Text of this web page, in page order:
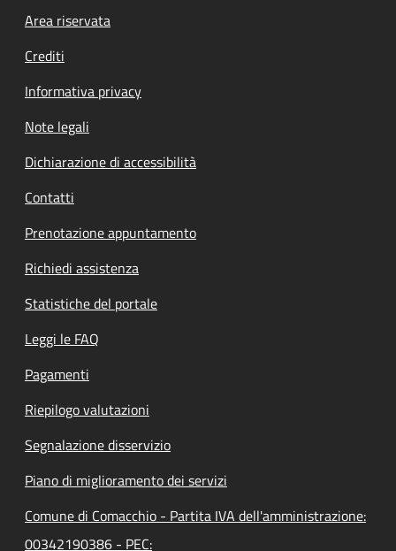
Footer menu
Area riservata
Crediti
Informativa privacy
Note legali
Dichiarazione di accessibilità
Contatti
Prenotazione appuntamento
Richiedi assistenza
Statistiche del portale
Leggi le FAQ
Pagamenti
Riepilogo valutazioni
Segnalazione disservizio
Piano di miglioramento dei servizi
Comune di Comacchio - Partita IVA dell'amministrazione:
00342190386 - PEC: